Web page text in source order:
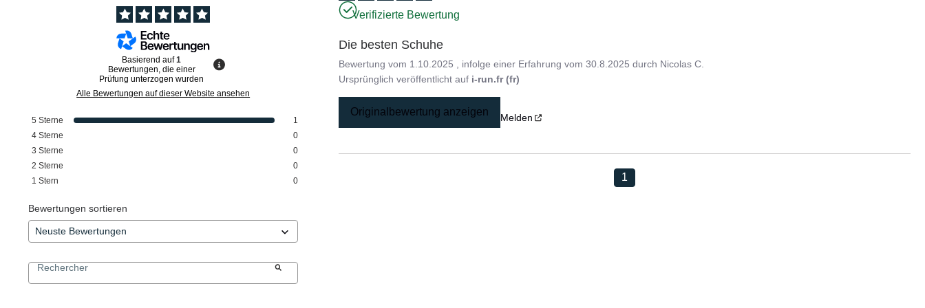
Basierend auf1
Bewertungen, die einer
Prüfung unterzogen wurden
Alle Bewertungen auf dieser Website ansehen
5 Sterne
1
4 Sterne
0
3 Sterne
0
2 Sterne
0
1 Stern 0
Bewertungen sortieren
Verifizierte Bewertung
Die besten Schuhe
Bewertung vom 1.10.2025 , infolge einer Erfahrung vom30.8.2025 durch Nicolas C.
Ursprünglich veröffentlicht auf i-run.fr (fr)
Originalbewertung anzeigen Melden
1